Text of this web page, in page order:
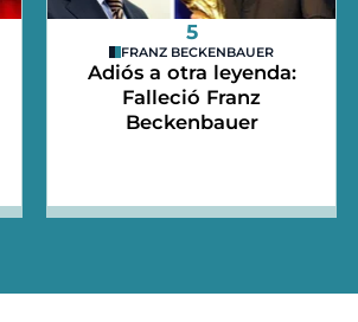
5
FRANZ BECKENBAUER
Adiós a otra leyenda:
Falleció Franz
Beckenbauer